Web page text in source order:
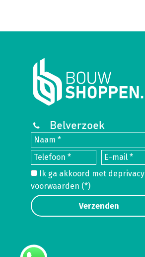
Belverzoek
Ik ga akkoord met deprivacy
voorwaarden (*)